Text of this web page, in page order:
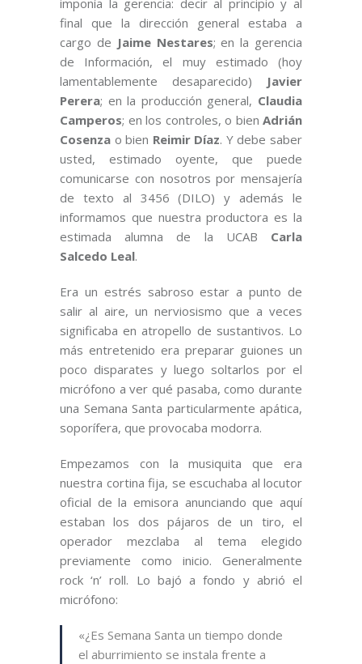
imponía la gerencia: decir al principio y al
final que la dirección general estaba a
cargo de Jaime Nestares; en la gerencia
de Información, el muy estimado (hoy
lamentablemente desaparecido) Javier
Perera; en la producción general, Claudia
Camperos; en los controles, o bien Adrián
Cosenza o bien Reimir Díaz. Y debe saber
usted, estimado oyente, que puede
comunicarse con nosotros por mensajería
de texto al 3456 (DILO) y además le
informamos que nuestra productora es la
estimada alumna de la UCAB Carla
Salcedo Leal.
Era un estrés sabroso estar a punto de
salir al aire, un nerviosismo que a veces
significaba en atropello de sustantivos. Lo
más entretenido era preparar guiones un
poco disparates y luego soltarlos por el
micrófono a ver qué pasaba, como durante
una Semana Santa particularmente apática,
soporífera, que provocaba modorra.
Empezamos con la musiquita que era
nuestra cortina fija, se escuchaba al locutor
oficial de la emisora anunciando que aquí
estaban los dos pájaros de un tiro, el
operador mezclaba al tema elegido
previamente como inicio. Generalmente
rock ‘n’ roll. Lo bajó a fondo y abrió el
micrófono:
«¿Es Semana Santa un tiempo donde
el aburrimiento se instala frente a